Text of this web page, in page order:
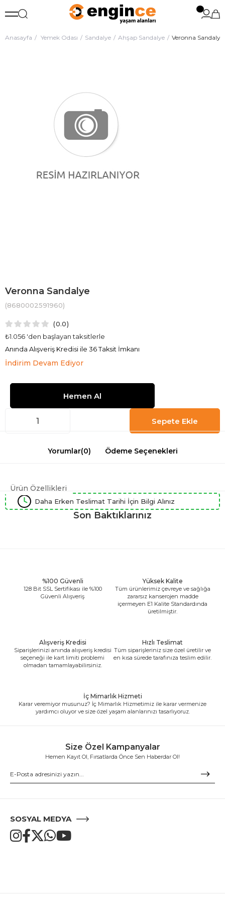
Anasayfa Yemek Odası Sandalye Ahşap Sandalye Veronna Sandalye
Veronna Sandalye
(8680002591960)
0.0
₺1.056 'den başlayan taksitlerle
Anında Alışveriş Kredisi ile 36 Taksit İmkanı
İndirim Devam Ediyor
Yorumlar(0) Ödeme Seçenekleri
Ürün Özellikleri
Daha Erken Teslimat Tarihi İçin Bilgi Alınız
Son Baktıklarınız
%100 Güvenli
128 Bit SSL Sertifikası ile %100
Güvenli Alışveriş
Yüksek Kalite
Tüm ürünlerimiz çevreye ve sağlığa
zararsız kanserojen madde
içermeyen E1 Kalite Standardında
üretilmiştir.
Alışveriş Kredisi
Siparişlerinizi anında alışveriş kredisi
seçeneği ile kart limiti problemi
olmadan tamamlayabilirsiniz.
Hızlı Teslimat
Tüm siparişleriniz size özel üretilir ve
en kısa sürede tarafınıza teslim edilir.
İç Mimarlık Hizmeti
Karar veremiyor musunuz? İç Mimarlık Hizmetimiz ile karar vermenize
yardımcı oluyor ve size özel yaşam alanlarınızı tasarlıyoruz.
Size Özel Kampanyalar
Hemen Kayıt Ol, Fırsatlarda Önce Sen Haberdar Ol!
SOSYAL MEDYA